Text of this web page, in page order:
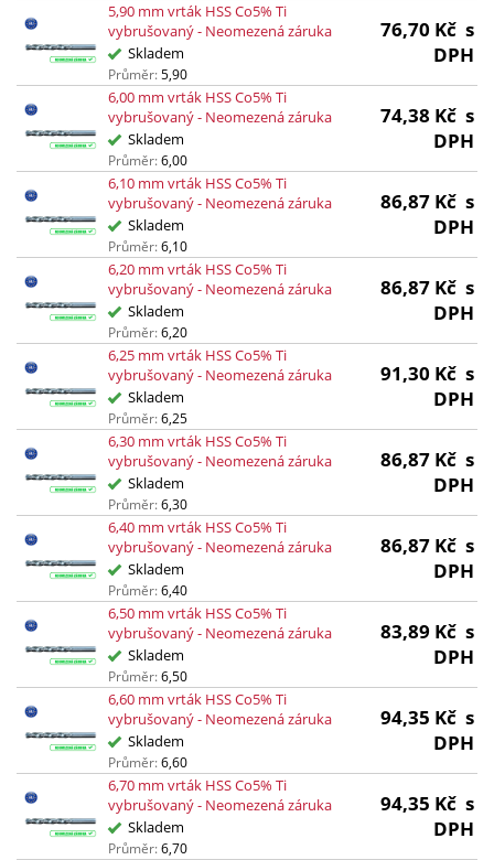
5,90 mm vrták HSS Co5% Ti
vybrušovaný - Neomezená záruka
Skladem
Průměr:5,90
76,70 Kč s
DPH
6,00 mm vrták HSS Co5% Ti
vybrušovaný - Neomezená záruka
Skladem
Průměr:6,00
74,38 Kč s
DPH
6,10 mm vrták HSS Co5% Ti
vybrušovaný - Neomezená záruka
Skladem
Průměr:6,10
86,87 Kč s
DPH
6,20 mm vrták HSS Co5% Ti
vybrušovaný - Neomezená záruka
Skladem
Průměr:6,20
86,87 Kč s
DPH
6,25 mm vrták HSS Co5% Ti
vybrušovaný - Neomezená záruka
Skladem
Průměr:6,25
91,30 Kč s
DPH
6,30 mm vrták HSS Co5% Ti
vybrušovaný - Neomezená záruka
Skladem
Průměr:6,30
86,87 Kč s
DPH
6,40 mm vrták HSS Co5% Ti
vybrušovaný - Neomezená záruka
Skladem
Průměr:6,40
86,87 Kč s
DPH
6,50 mm vrták HSS Co5% Ti
vybrušovaný - Neomezená záruka
Skladem
Průměr:6,50
83,89 Kč s
DPH
6,60 mm vrták HSS Co5% Ti
vybrušovaný - Neomezená záruka
Skladem
Průměr:6,60
94,35 Kč s
DPH
6,70 mm vrták HSS Co5% Ti
vybrušovaný - Neomezená záruka
Skladem
Průměr:6,70
94,35 Kč s
DPH